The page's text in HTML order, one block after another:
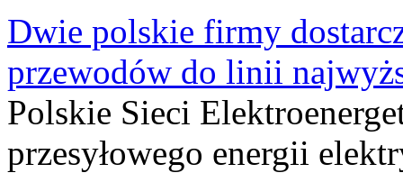
Dwie polskie firmy
przewodów do linii
Polskie Sieci
przesyłowego energii